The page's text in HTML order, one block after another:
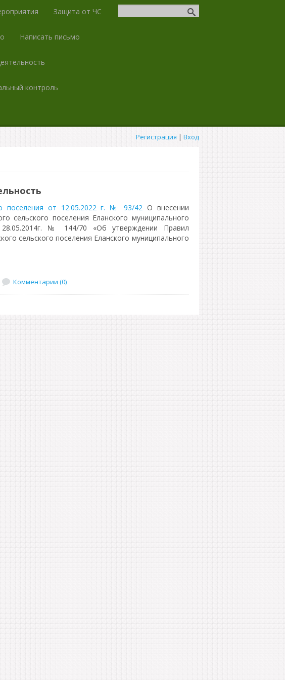
Защита от ЧС
Написать письмо
контроль
Регистрация | Вход
поселения от 12.05.2022 г. № 93/42О внесении
сельского поселения Еланского муниципального
№ 144/70 «Об утверждении Правил
сельского поселения Еланского муниципального
Комментарии (0)